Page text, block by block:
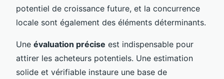
potentiel de croissance future, et la concurrence
locale sont également des éléments déterminants.
Une évaluation précise est indispensable pour
attirer les acheteurs potentiels. Une estimation
solide et vérifiable instaure une base de